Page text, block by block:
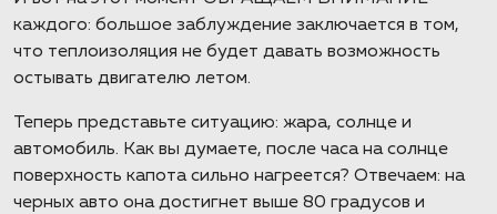
каждого: большое заблуждение заключается в том,
что теплоизоляция не будет давать возможность
остывать двигателю летом.
Теперь представьте ситуацию: жара, солнце и
автомобиль. Как вы думаете, после часа на солнце
поверхность капота сильно нагреется? Отвечаем: на
черных авто она достигнет выше 80 градусов и